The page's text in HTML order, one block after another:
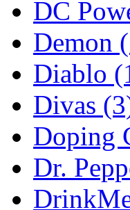
DC
Demon
Diablo
Divas
Doping
Dr.